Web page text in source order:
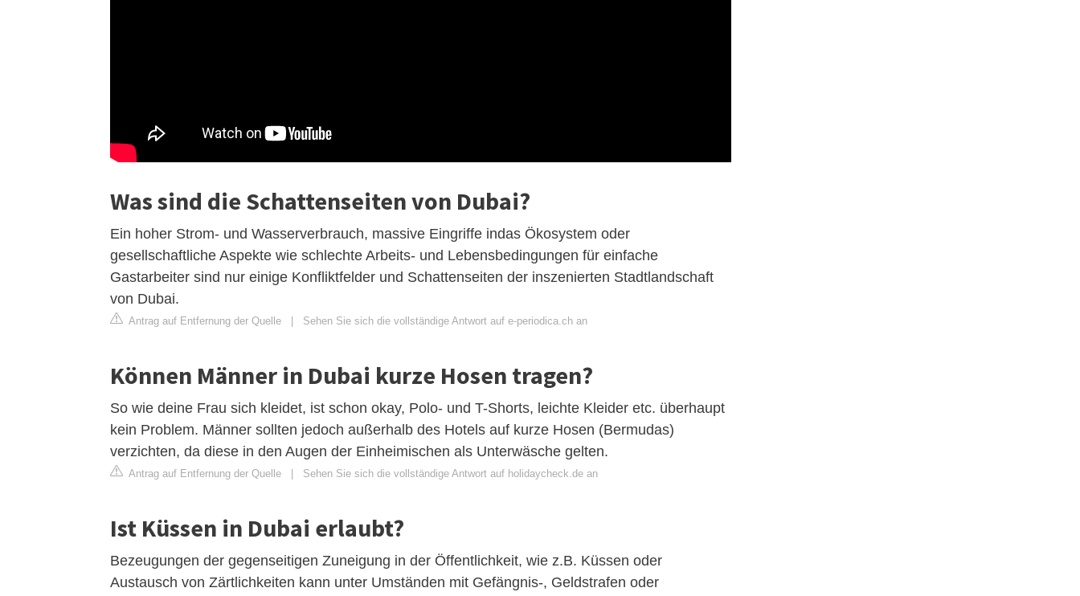
Was sind die Schattenseiten von Dubai?
Ein hoher Strom- und Wasserverbrauch, massive Eingriffe indas Ökosystem oder
gesellschaftliche Aspekte wie schlechte Arbeits- und Lebensbedingungen für einfache
Gastarbeiter sind nur einige Konfliktfelder und Schattenseiten der inszenierten Stadtlandschaft
von Dubai.
Antrag auf Entfernung der Quelle | Sehen Sie sich die vollständige Antwort auf e-periodica.ch an
Können Männer in Dubai kurze Hosen tragen?
So wie deine Frau sich kleidet, ist schon okay, Polo- und T-Shorts, leichte Kleider etc. überhaupt
kein Problem. Männer sollten jedoch außerhalb des Hotels auf kurze Hosen (Bermudas)
verzichten, da diese in den Augen der Einheimischen als Unterwäsche gelten.
Antrag auf Entfernung der Quelle | Sehen Sie sich die vollständige Antwort auf holidaycheck.de an
Ist Küssen in Dubai erlaubt?
Bezeugungen der gegenseitigen Zuneigung in der Öffentlichkeit, wie z.B. Küssen oder
Austausch von Zärtlichkeiten kann unter Umständen mit Gefängnis-, Geldstrafen oder